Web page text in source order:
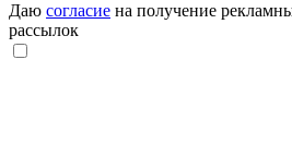
Даю согласие на получение
рассылок